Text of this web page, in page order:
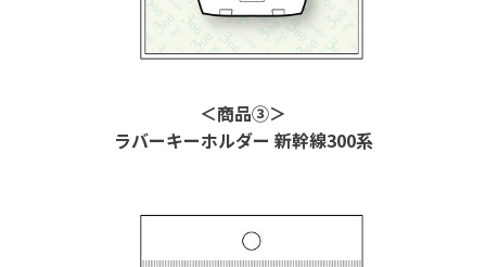
＜商品③＞
ラバーキーホルダー 新幹線300系